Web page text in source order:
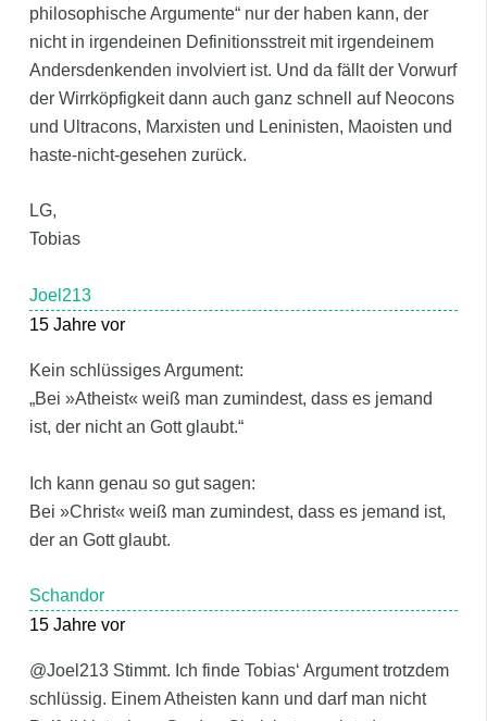
philosophische Argumente“ nur der haben kann, der
nicht in irgendeinen Definitionsstreit mit irgendeinem
Andersdenkenden involviert ist. Und da fällt der Vorwurf
der Wirrköpfigkeit dann auch ganz schnell auf Neocons
und Ultracons, Marxisten und Leninisten, Maoisten und
haste-nicht-gesehen zurück.
LG,
Tobias
Joel213
15 Jahre vor
Kein schlüssiges Argument:
„Bei »Atheist« weiß man zumindest, dass es jemand
ist, der nicht an Gott glaubt.“
Ich kann genau so gut sagen:
Bei »Christ« weiß man zumindest, dass es jemand ist,
der an Gott glaubt.
Schandor
15 Jahre vor
@Joel213 Stimmt. Ich finde Tobias‘ Argument trotzdem
schlüssig. Einem Atheisten kann und darf man nicht